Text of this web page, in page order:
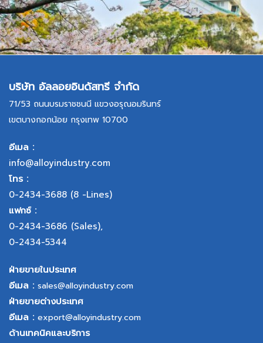
บริษัท อัลลอยอินดัสทรี จำกัด
71/53 ถนนบรมราชชนนี แขวงอรุณอมรินทร์
เขตบางกอกน้อย กรุงเทพ 10700
อีเมล :
info@alloyindustry.com
โทร :
0-2434-3688 (8 -Lines)
แฟกซ์ :
0-2434-3686 (Sales),
0-2434-5344
ฝ่ายขายในประเทศ
อีเมล : sales@alloyindustry.com
ฝ่ายขายต่างประเทศ
อีเมล : export@alloyindustry.com
ด้านเทคนิคและบริการ